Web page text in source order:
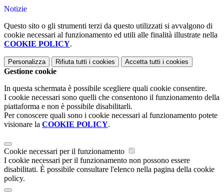
Notizie
Questo sito o gli strumenti terzi da questo utilizzati si avvalgono di
cookie necessari al funzionamento ed utili alle finalità illustrate nella
COOKIE POLICY.
Personalizza Rifiuta tutti i cookies Accetta tutti i cookies
Gestione cookie
In questa schermata è possibile scegliere quali cookie consentire.
I cookie necessari sono quelli che consentono il funzionamento della
piattaforma e non è possibile disabilitarli.
Per conoscere quali sono i cookie necessari al funzionamento potete
visionare la COOKIE POLICY.
Cookie necessari per il funzionamento
I cookie necessari per il funzionamento non possono essere
disabilitati. È possibile consultare l'elenco nella pagina della cookie
policy.